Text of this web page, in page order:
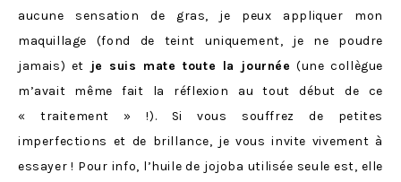
aucune sensation de gras, je peux appliquer mon
maquillage (fond de teint uniquement, je ne poudre
jamais) et je suis mate toute la journée (une collègue
m’avait même fait la réflexion au tout début de ce
« traitement » !). Si vous souffrez de petites
imperfections et de brillance, je vous invite vivement à
essayer ! Pour info, l’huile de jojoba utilisée seule est, elle